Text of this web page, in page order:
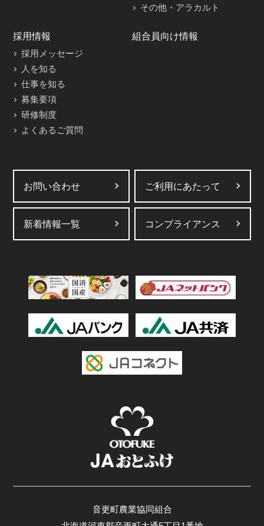
その他・アラカルト
採用情報
採用メッセージ
人を知る
仕事を知る
募集要項
研修制度
よくあるご質問
組合員向け情報
お問い合わせ ご利用にあたって
新着情報一覧 コンプライアンス
音更町農業協同組合